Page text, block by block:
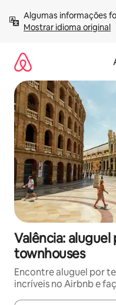
para
Mostrar idioma original
Valência:
townhouses
Encontre aluguel por
incríveis no Airbnb e